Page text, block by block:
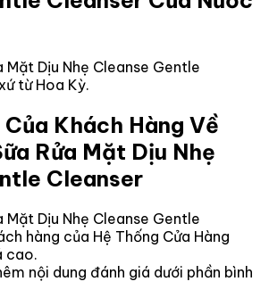
Mặt Dịu Nhẹ Cleanse Gentle
từ Hoa Kỳ.
Khách Hàng Về
Rửa Mặt Dịu Nhẹ
Cleanser
Mặt Dịu Nhẹ Cleanse Gentle
hàng của Hệ Thống Cửa Hàng
cao.
nội dung đánh giá dưới phần bình